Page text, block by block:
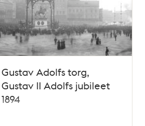
Gustav Adolfs torg,
Gustav II Adolfs jubileet
1894